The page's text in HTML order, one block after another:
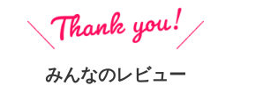
みんなのレビュー